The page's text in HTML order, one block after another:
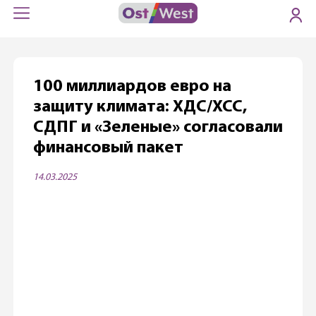
100 миллиардов евро на
защиту климата: ХДС/ХСС,
СДПГ и «Зеленые» согласовали
финансовый пакет
14.03.2025